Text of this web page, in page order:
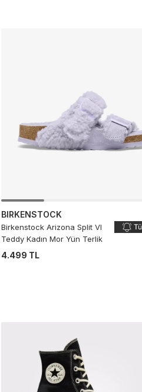
BIRKENSTOCK
Birkenstock Arizona Split Vl
Teddy Kadın Mor Yün Terlik
4.499 TL